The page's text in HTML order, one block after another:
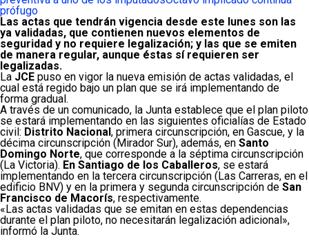
prófugo
Las actas que tendrán vigencia desde este lunes son las
ya validadas, que contienen nuevos elementos de
seguridad y no requiere legalización; y las que se emiten
de manera regular, aunque éstas sí requieren ser
legalizadas.
La JCE puso en vigor la nueva emisión de actas validadas, el
cual está regido bajo un plan que se irá implementando de
forma gradual.
A través de un comunicado, la Junta establece que el plan piloto
se estará implementando en las siguientes oficialías de Estado
civil: Distrito Nacional , primera circunscripción, en Gascue, y la
décima circunscripción (Mirador Sur), además, en Santo
Domingo Norte, que corresponde a la séptima circunscripción
(La Victoria). En Santiago de los Caballeros, se estará
implementando en la tercera circunscripción (Las Carreras, en el
edificio BNV) y en la primera y segunda circunscripción de San
Francisco de Macorís, respectivamente.
«Las actas validadas que se emitan en estas dependencias
durante el plan piloto, no necesitarán legalización adicional»,
informó la Junta.